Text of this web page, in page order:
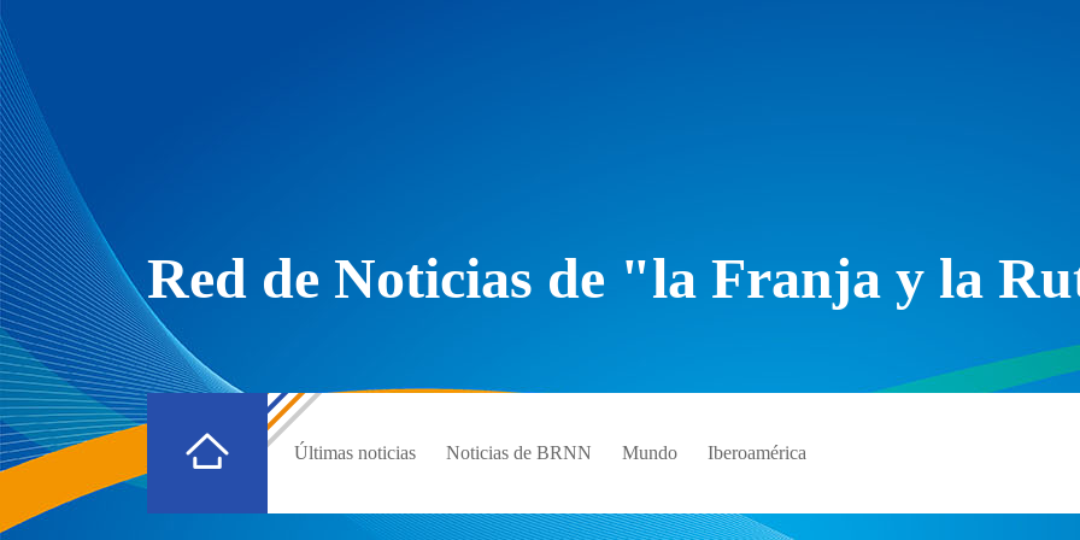
Red de Noticias de "la Franja y la
Últimas noticias Noticias de BRNN Mundo Iberoamérica